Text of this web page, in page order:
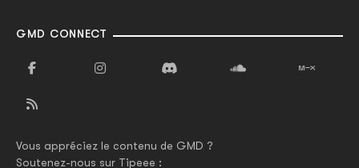
GMD CONNECT
Vous appréciez le contenu de GMD ?
Soutenez-nous sur Tipeee :